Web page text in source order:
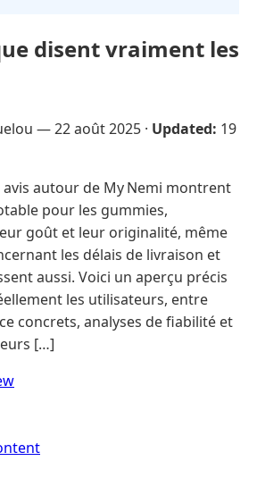
disent vraiment les
—22 août 2025 · Updated: 19
avis autour de My Nemi montrent
pour les gummies,
goût et leur originalité, même
les délais de livraison et
aussi. Voici un aperçu précis
les utilisateurs, entre
concrets, analyses de fiabilité et
[…]